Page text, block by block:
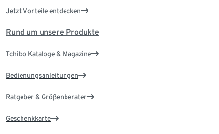
Jetzt Vorteile entdecken
Rund um unsere Produkte
Tchibo Kataloge & Magazine
Bedienungsanleitungen
Ratgeber & Größenberater
Geschenkkarte